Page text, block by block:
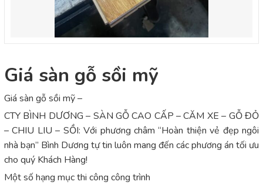
Giá sàn gỗ sồi mỹ
Giá sàn gỗ sồi mỹ –
CTY BÌNH DƯƠNG – SÀN GỖ CAO CẤP – CĂM XE – GỖ ĐỎ
– CHIU LIU – SỒI: Với phương châm “Hoàn thiện vẻ đẹp ngôi
nhà bạn” Bình Dương tự tin luôn mang đến các phương án tối ưu
cho quý Khách Hàng!
Một số hạng mục thi công công trình